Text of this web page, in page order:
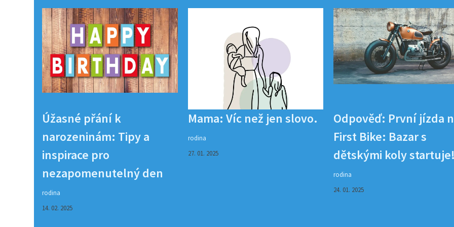
Úžasné přání k
narozeninám: Tipy a
inspirace pro
nezapomenutelný den
rodina
14. 02. 2025
Mama: Víc než jen slovo.
rodina
27. 01. 2025
Odpověď: První jízda
First Bike: Bazar s
dětskými koly
rodina
24. 01. 2025